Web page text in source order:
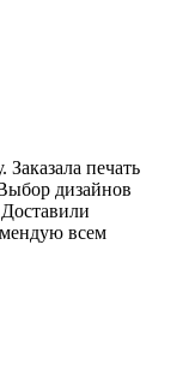
печать
дизайнов
всем